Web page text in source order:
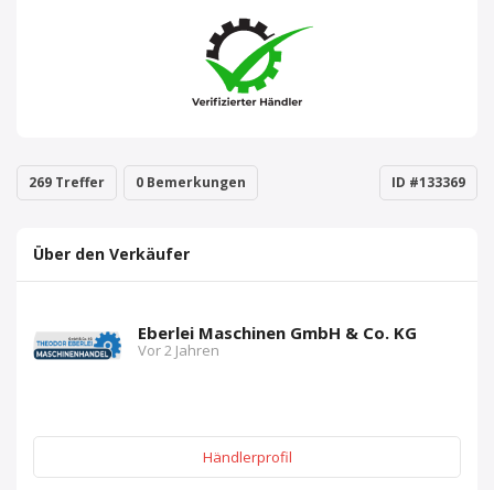
269 Treffer 0 Bemerkungen ID #133369
Über den Verkäufer
Eberlei Maschinen GmbH & Co. KG
Vor 2 Jahren
Händlerprofil